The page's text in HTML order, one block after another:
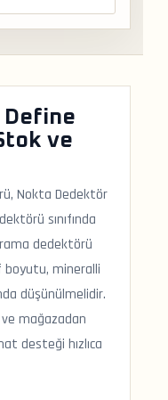
Define
ve
Nokta Dedektör
sınıfında
dedektörü
boyutu, mineralli
düşünülmelidir.
mağazadan
desteği hızlıca